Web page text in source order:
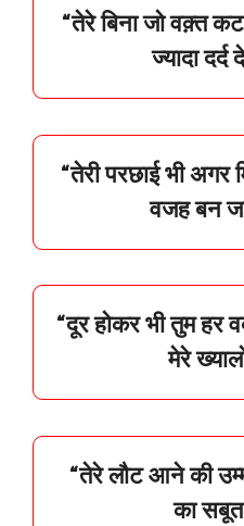
“तेरेबिनाजोवक़्त
ज्यादादर्द
“तेरीपरछाईभीअगर
वजहबन
“दूरहोकरभीतुमहर
मेरे
“तेरेलौटआनेकी
का